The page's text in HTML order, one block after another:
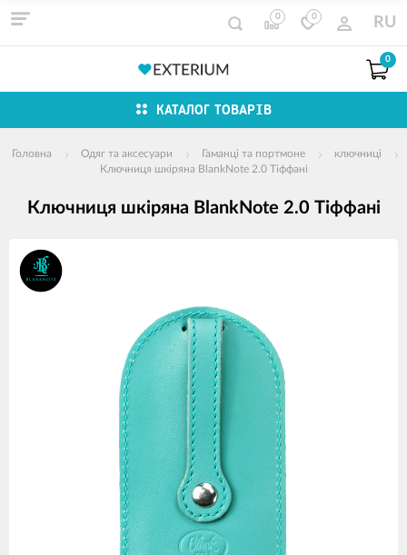
0 0 RU
0
КАТАЛОГ ТОВАРІВ
Головна Одяг та аксесуари Гаманці та портмоне
ключниці
Ключниця шкіряна BlankNote 2.0 Тіффані
Ключниця шкіряна BlankNote 2.0 Тіффані
зображення
продуктів